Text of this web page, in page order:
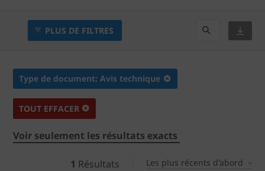
PLUS DE FILTRES
Type de document: Avis technique
TOUT EFFACER
Voir seulement les résultats exacts
1 Résultats Les plus récents d'abord